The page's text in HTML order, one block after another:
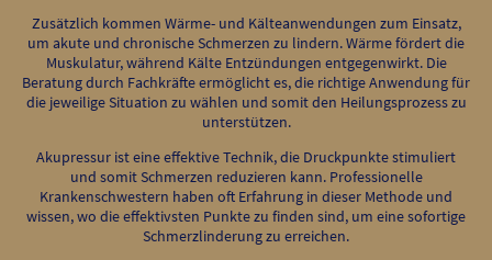
Zusätzlich kommen Wärme- und Kälteanwendungen zum Einsatz,
um akute und chronische Schmerzen zu lindern. Wärme fördert die
Muskulatur, während Kälte Entzündungen entgegenwirkt. Die
Beratung durch Fachkräfte ermöglicht es, die richtige Anwendung für
die jeweilige Situation zu wählen und somit den Heilungsprozess zu
unterstützen.
Akupressur ist eine effektive Technik, die Druckpunkte stimuliert
und somit Schmerzen reduzieren kann. Professionelle
Krankenschwestern haben oft Erfahrung in dieser Methode und
wissen, wo die effektivsten Punkte zu finden sind, um eine sofortige
Schmerzlinderung zu erreichen.